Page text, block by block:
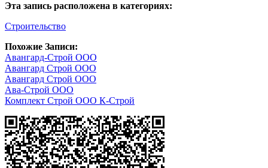
Эта запись расположена в категориях:
Строительство
Похожие Записи:
Авангард-Строй ООО
Авангард Строй ООО
Авангард Строй ООО
Ава-Строй ООО
Комплект Строй ООО К-Строй